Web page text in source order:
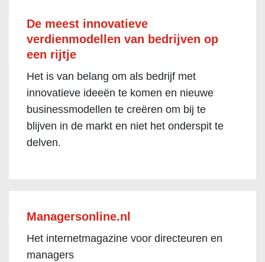
De meest innovatieve
verdienmodellen van bedrijven op
een rijtje
Het is van belang om als bedrijf met
innovatieve ideeën te komen en nieuwe
businessmodellen te creëren om bij te
blijven in de markt en niet het onderspit te
delven.
Managersonline.nl
Het internetmagazine voor directeuren en
managers